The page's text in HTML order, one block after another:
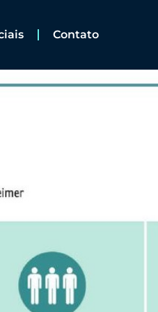
Contato